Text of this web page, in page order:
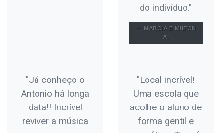
do indivíduo."
MARCIA E MILTON
A.
"Já conheço o
Antonio há longa
data!! Incrível
reviver a música
"Local incrível!
Uma escola que
acolhe o aluno de
forma gentil e